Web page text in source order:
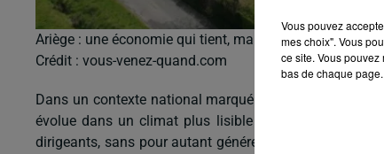
Ariège : une économie qui tient, malgré des tensions
Crédit : vous-venez-quand.com
Dans un contexte national marqué par une croissance
évolue dans un climat plus lisible qu’au cours des
dirigeants, sans pour autant générer une dynamique
Vous pouvez
mes choix". Vous
ce site. Vous
bas de chaque page.